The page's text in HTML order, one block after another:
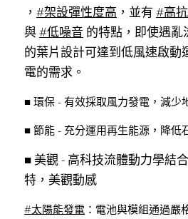
， #架設彈性度高 ，並有 #高
與 #低噪音 的特點，即使遇
的葉片設計可達到低風速啟動
電的需求。
■ 環保 - 有效採取風力發電，減少
■ 節能 - 充分運用再生能源，降低
■ 美觀 - 高科技流體動力學結
特，美觀動感
#太陽能發電 ：電池與模組通過嚴